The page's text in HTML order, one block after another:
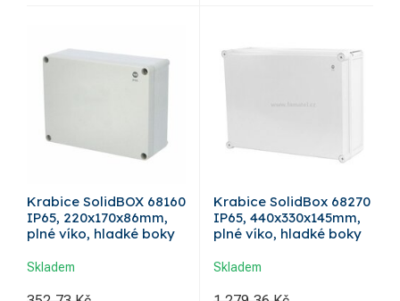
Krabice SolidBOX 68160
IP65, 220x170x86mm,
plné víko, hladké boky
Skladem
Krabice SolidBox 68270
IP65, 440x330x145mm,
plné víko, hladké boky
Skladem